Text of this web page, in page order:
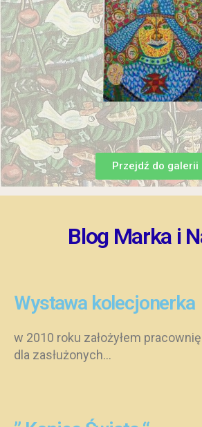
Przejdź do galerii
Blog Marka i
Wystawa kolecjonerka
w 2010 roku założyłem
dla zasłużonych...